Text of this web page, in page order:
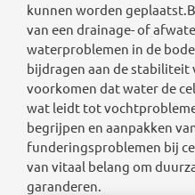
kunnen worden
van een drainage- of
waterproblemen in de
bijdragen aan de stabiliteit
voorkomen dat water de
wat leidt tot
begrijpen en aanpakken
funderingsproblemen bij
van vitaal belang om
garanderen.